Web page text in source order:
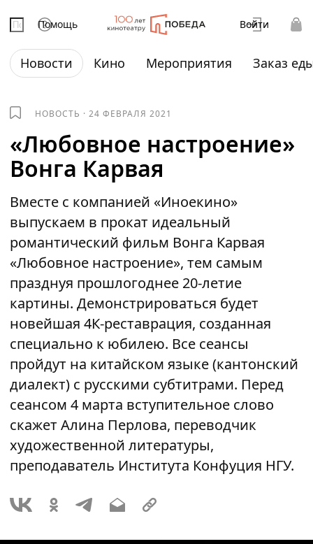
Помощь Войти
Новости Кино Мероприятия Заказ
НОВОСТЬ ·24 ФЕВРАЛЯ 2021
«Любовное настроение»
Вонга Карвая
Вместе с компанией «Иноекино»
выпускаем в прокат идеальный
романтический фильм Вонга Карвая
«Любовное настроение», тем самым
празднуя прошлогоднее 20-летие
картины. Демонстрироваться будет
новейшая 4К-реставрация, созданная
специально к юбилею. Все сеансы
пройдут на китайском языке (кантонский
диалект) с русскими субтитрами. Перед
сеансом 4 марта вступительное слово
скажет Алина Перлова, переводчик
художественной литературы,
преподаватель Института Конфуция НГУ.